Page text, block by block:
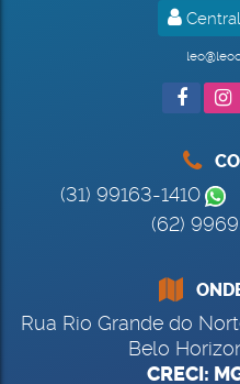
(31) 99163-1410
(62)
Rua Rio Grande do
Belo
CRECI: